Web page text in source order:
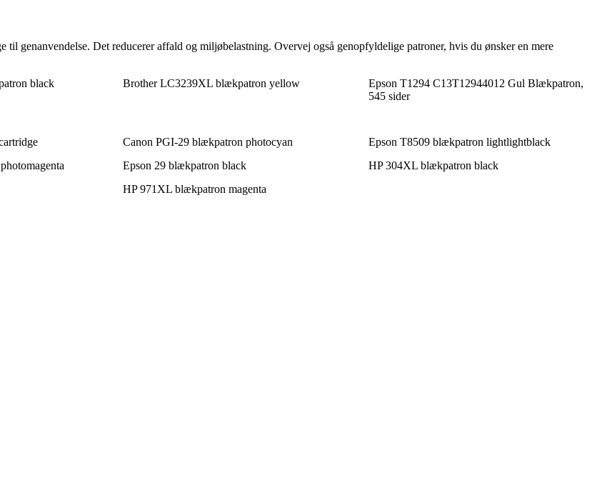
genanvendelse. Det reducerer affald og miljøbelastning. Overvej også genopfyldelige patroner, hvis du ønsker en mere
black Brother LC3239XL blækpatron yellow
Epson T1294 C13T12944012 Gul Blækpatron,
545 sider
Canon PGI-29 blækpatron photocyan
Epson T8509 blækpatron lightlightblack
Epson 29 blækpatron black
HP 304XL blækpatron black
HP 971XL blækpatron magenta